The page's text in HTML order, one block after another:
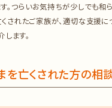
。つらいお気持ちが少しでも和
されたご家族が、適切な支援に
ます。
を亡くされた方の相